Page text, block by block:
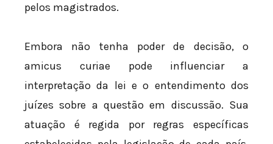
pelos magistrados.
Embora não tenha poder de decisão, o
amicus curiae pode influenciar a
interpretação da lei e o entendimento dos
juízes sobre a questão em discussão. Sua
atuação é regida por regras específicas